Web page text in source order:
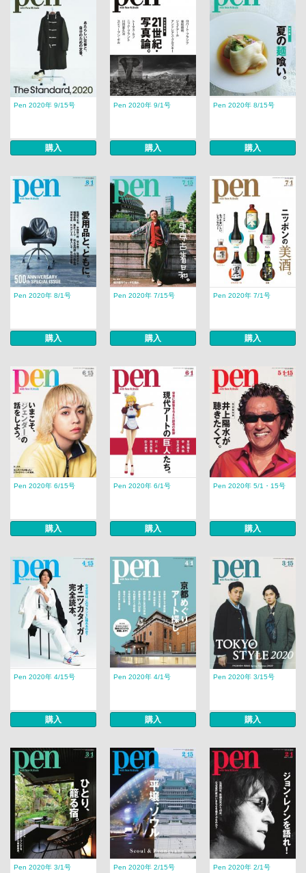
Pen 2020年 9/15号
購入
Pen 2020年 9/1号
購入
Pen 2020年 8/15号
購入
Pen 2020年 8/1号
購入
Pen 2020年 7/15号
購入
Pen 2020年 7/1号
購入
Pen 2020年 6/15号
購入
Pen 2020年 6/1号
購入
Pen 2020年 5/1・15号
購入
Pen 2020年 4/15号
購入
Pen 2020年 4/1号
購入
Pen 2020年 3/15号
購入
Pen 2020年 3/1号 Pen 2020年 2/15号 Pen 2020年 2/1号